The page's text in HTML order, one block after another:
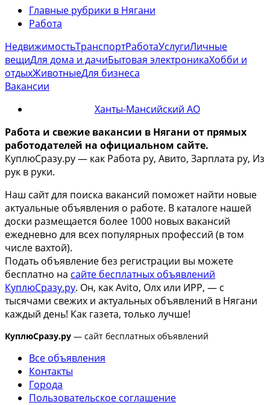
Главные рубрики в Нягани
Работа
НедвижимостьТранспортРаботаУслугиЛичные
вещиДля дома и дачиБытовая электроникаХобби и
отдыхЖивотныеДля бизнеса
Вакансии
Ханты-Мансийский АО
Работа и свежие вакансии в Нягани от прямых
работодателей на официальном сайте.
КуплюСразу.ру — как Работа ру, Авито, Зарплата ру, Из
рук в руки.
Наш сайт для поиска вакансий поможет найти новые
актуальные объявления о работе. В каталоге нашей
доски размещается более 1000 новых вакансий
ежедневно для всех популярных профессий (в том
числе вахтой).
Подать объявление без регистрации вы можете
бесплатно на сайте бесплатных объявлений
КуплюСразу.ру. Он, как Avito, Олх или ИРР, — с
тысячами свежих и актуальных объявлений в Нягани
каждый день! Как газета, только лучше!
КуплюСразу.ру — сайт бесплатных объявлений
Все объявления
Контакты
Города
Пользовательское соглашение